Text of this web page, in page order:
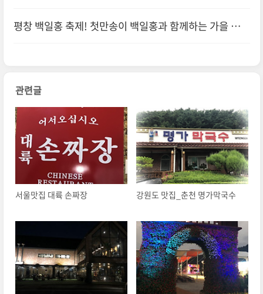
평창 백일홍 축제! 첫만송이 백일홍과 함께하는 가을 산
관련글
서울맛집 대륙 손짜장 강원도 맛집_춘천 명가막국수